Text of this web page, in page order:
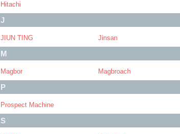
Hitachi
J
JIUN TING Jinsan
M
Magbor Magbroach
P
Prospect Machine
S